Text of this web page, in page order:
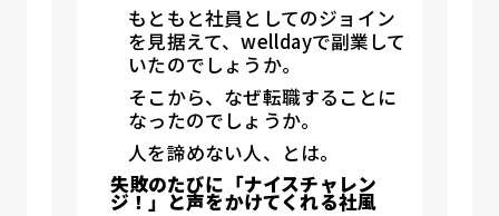
もともと社員としてのジョイン
を見据えて、welldayで副業して
いたのでしょうか。
そこから、なぜ転職することに
なったのでしょうか。
人を諦めない人、とは。
失敗のたびに「ナイスチャレン
ジ！」と声をかけてくれる社風